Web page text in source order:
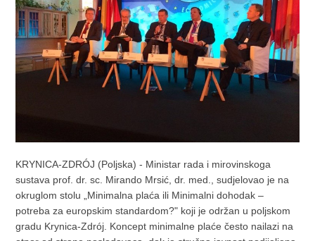
KRYNICA-ZDRÓJ (Poljska) - Ministar rada i mirovinskoga
sustava prof. dr. sc. Mirando Mrsić, dr. med., sudjelovao je na
okruglom stolu „Minimalna plaća ili Minimalni dohodak –
potreba za europskim standardom?" koji je održan u poljskom
gradu Krynica-Zdrój. Koncept minimalne plaće često nailazi na